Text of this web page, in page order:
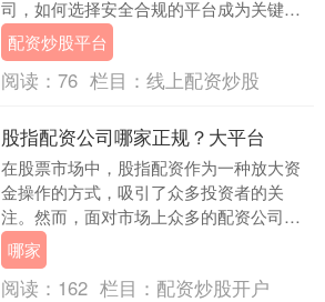
司，如何选择安全合规的平台成为关键。
本文为您梳理股票配资靠谱公司的甄选标
准，助您避开风险....
配资炒股平台
阅读： 76 栏目： 线上配资炒股
股指配资公司哪家正规？大平台
在股票市场中，股指配资作为一种放大资
金操作的方式，吸引了众多投资者的关
注。然而，面对市场上众多的配资公司，
如何选择一家正规、可靠的平台成为投资
者最关心的问题。本....
哪家
阅读： 162 栏目： 配资炒股开户